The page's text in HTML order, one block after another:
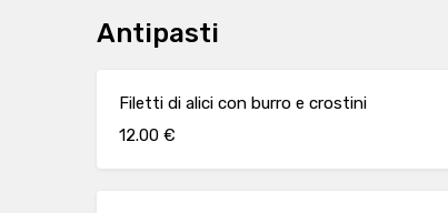
Antipasti
Filetti di alici con burro e crostini
12.00 €